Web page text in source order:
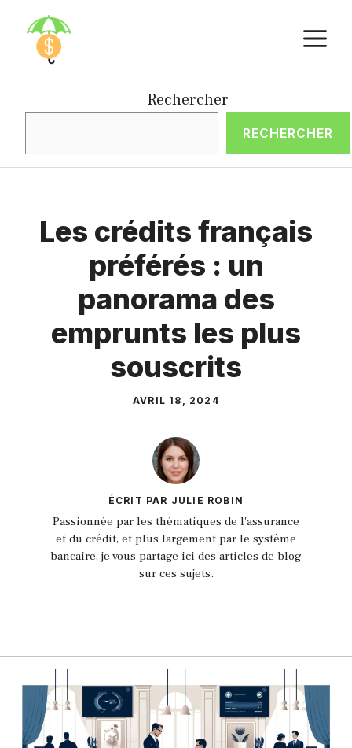
contenu
Rechercher
RECHERCHER
Les crédits français
préférés : un
panorama des
emprunts les plus
souscrits
AVRIL 18, 2024
ÉCRIT PAR JULIE ROBIN
Passionnée par les thématiques de l'assurance
et du crédit, et plus largement par le système
bancaire, je vous partage ici des articles de blog
sur ces sujets.